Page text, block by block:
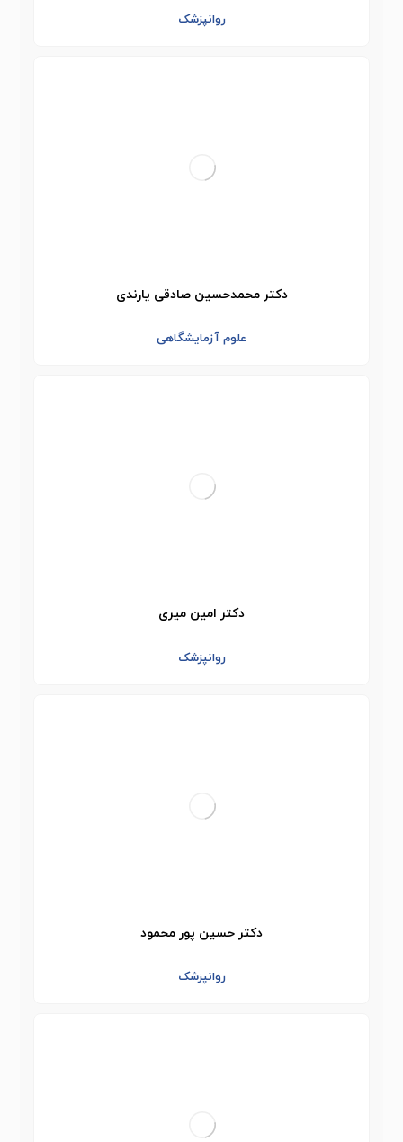
روانپزشک
دکتر محمدحسین صادقی یارندی
علوم آزمایشگاهی
دکتر امین میری
روانپزشک
دکتر حسین پور محمود
روانپزشک